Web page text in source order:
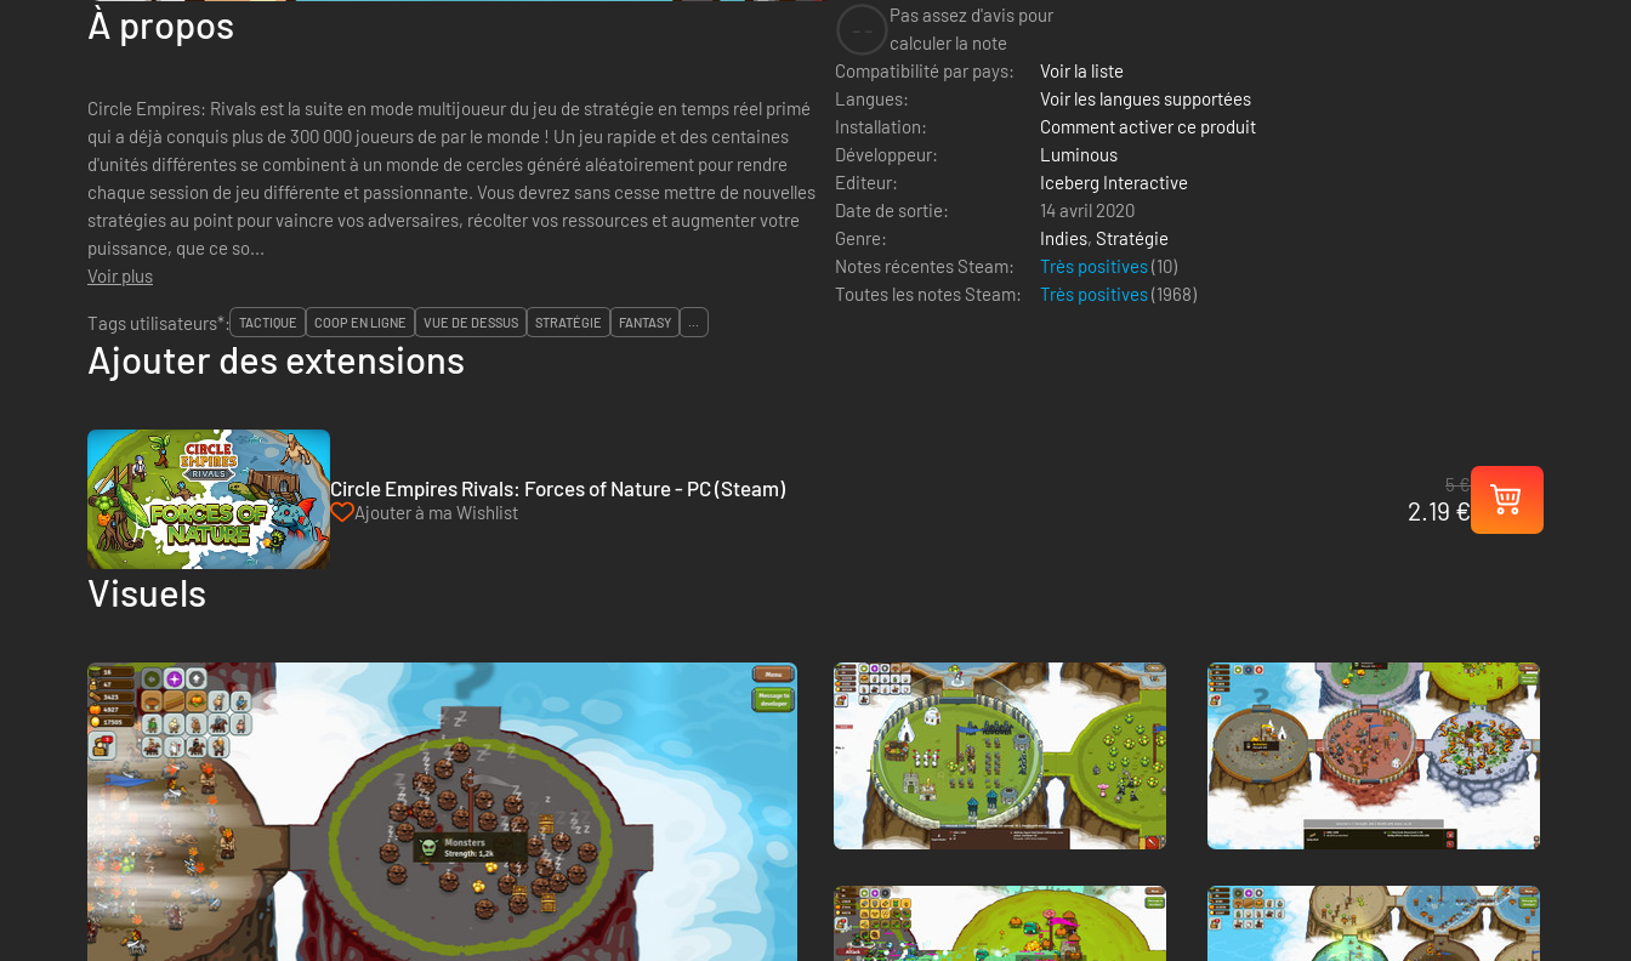
À propos
Circle Empires: Rivals est la suite en mode multijoueur du jeu de stratégie en temps réel primé
qui a déjà conquis plus de 300 000 joueurs de par le monde ! Un jeu rapide et des centaines
d'unités différentes se combinent à un monde de cercles généré aléatoirement pour rendre
chaque session de jeu différente et passionnante. Vous devrez sans cesse mettre de nouvelles
stratégies au point pour vaincre vos adversaires, récolter vos ressources et augmenter votre
puissance, que ce so...
Voir plus
Pas assez d'avis pour
calculer la note
Compatibilité par pays:
Voir la liste
Langues:
Voir les langues supportées
Installation:
Comment activer ce produit
Développeur:
Luminous
Editeur:
Iceberg Interactive
Date de sortie:
14 avril 2020
Genre:
Indies, Stratégie
Notes récentes Steam:
Très positives(10)
Toutes les notes Steam:
Très positives(1968)
Tags utilisateurs*:
TACTIQUE COOP EN LIGNE VUE DE DESSUS STRATÉGIE FANTASY ...
Ajouter des extensions
Circle Empires Rivals: Forces of Nature - PC (Steam)
Ajouter à ma Wishlist
5 €
2.19 €
Visuels